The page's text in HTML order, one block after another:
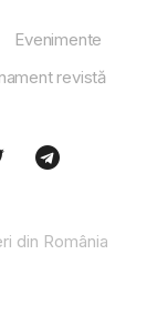
Evenimente
revistă
din România